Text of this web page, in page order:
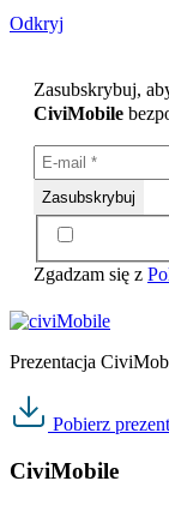
Odkryj
Zasubskrybuj,
CiviMobile
Zgadzam się z
Prezentacja
Pobierz
CiviMobile